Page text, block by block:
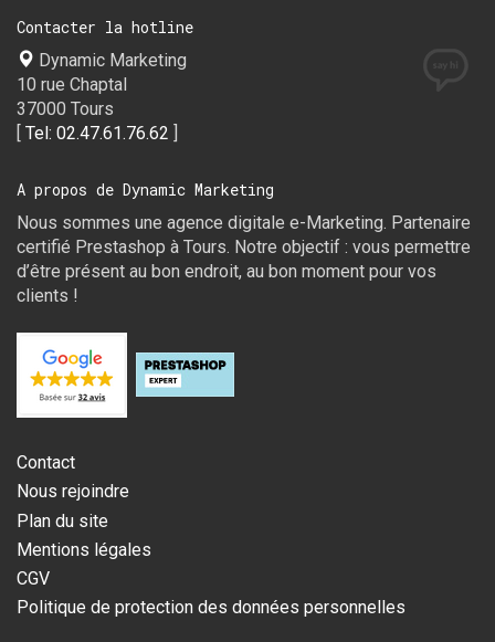
Contacter la hotline
Dynamic Marketing
10 rue Chaptal
37000 Tours
[ Tel: 02.47.61.76.62 ]
A propos de Dynamic Marketing
Nous sommes une agence digitale e-Marketing. Partenaire
certifié Prestashop à Tours. Notre objectif : vous permettre
d’être présent au bon endroit, au bon moment pour vos
clients !
Contact
Nous rejoindre
Plan du site
Mentions légales
CGV
Politique de protection des données personnelles